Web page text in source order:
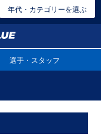
年代・カテゴリーを選ぶ
選手・スタッフ